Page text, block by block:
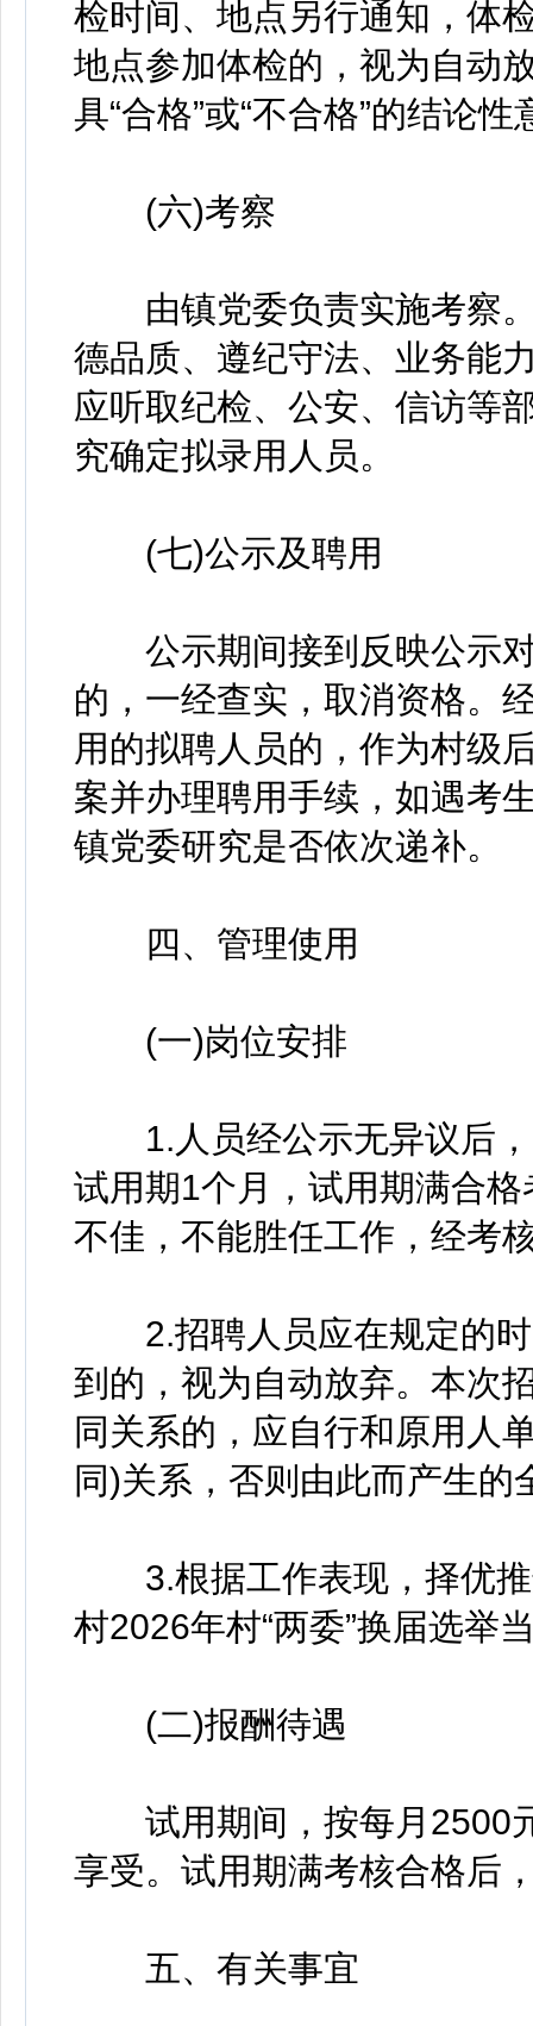
检时间、地点另行通知，体
地点参加体检的，视为自动
具“合格”或“不合格”的结论性
(六)考察
由镇党委负责实施考察。
德品质、遵纪守法、业务能
应听取纪检、公安、信访等
究确定拟录用人员。
(七)公示及聘用
公示期间接到反映公示对
的，一经查实，取消资格。
用的拟聘人员的，作为村级
案并办理聘用手续，如遇考
镇党委研究是否依次递补。
四、管理使用
(一)岗位安排
1.人员经公示无异议后，
试用期1个月，试用期满合
不佳，不能胜任工作，经考
2.招聘人员应在规定的时
到的，视为自动放弃。本次
同关系的，应自行和原用人
同)关系，否则由此而产生
3.根据工作表现，择优推
村2026年村“两委”换届选举
(二)报酬待遇
试用期间，按每月2500
享受。试用期满考核合格后
五、有关事宜